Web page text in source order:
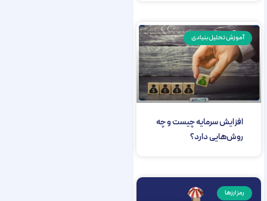
آموزش تحلیل بنیادی
افزایش سرمایه چیست و چه
روش‌هایی دارد؟
رمز ارزها